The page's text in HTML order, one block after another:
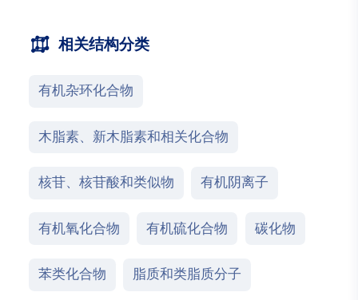
相关结构分类
有机杂环化合物
木脂素、新木脂素和相关化合物
核苷、核苷酸和类似物 有机阴离子
有机氧化合物 有机硫化合物 碳化物
苯类化合物 脂质和类脂质分子